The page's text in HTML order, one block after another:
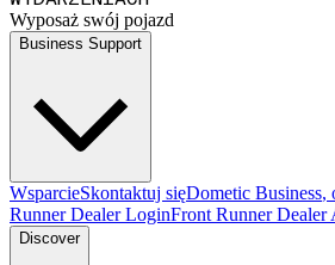
Wyposaż swój pojazd
Business Support
WsparcieSkontaktuj sięDometic Business,
Runner Dealer LoginFront Runner Dealer
Discover